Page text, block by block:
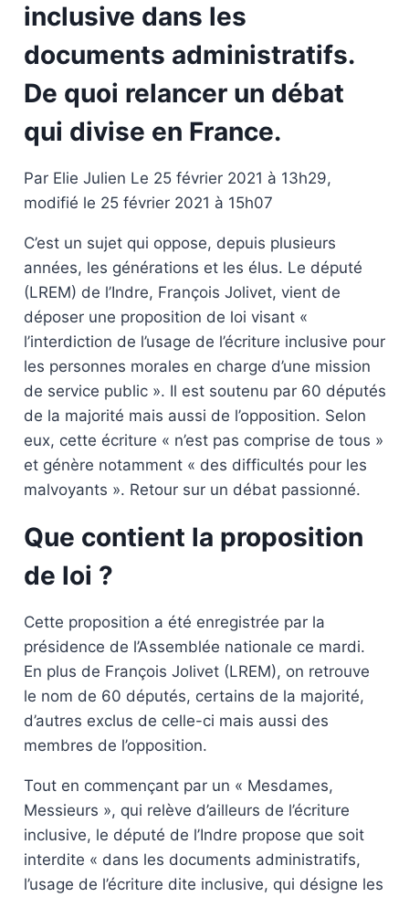
inclusive dans les
documents administratifs.
De quoi relancer un débat
qui divise en France.
Par Elie Julien Le 25 février 2021 à 13h29,
modifié le 25 février 2021 à 15h07
C’est un sujet qui oppose, depuis plusieurs
années, les générations et les élus. Le député
(LREM) de l’Indre, François Jolivet, vient de
déposer une proposition de loi visant «
l’interdiction de l’usage de l’écriture inclusive pour
les personnes morales en charge d’une mission
de service public ». Il est soutenu par 60 députés
de la majorité mais aussi de l’opposition. Selon
eux, cette écriture « n’est pas comprise de tous »
et génère notamment « des difficultés pour les
malvoyants ». Retour sur un débat passionné.
Que contient la proposition
de loi ?
Cette proposition a été enregistrée par la
présidence de l’Assemblée nationale ce mardi.
En plus de François Jolivet (LREM), on retrouve
le nom de 60 députés, certains de la majorité,
d’autres exclus de celle-ci mais aussi des
membres de l’opposition.
Tout en commençant par un « Mesdames,
Messieurs », qui relève d’ailleurs de l’écriture
inclusive, le député de l’Indre propose que soit
interdite « dans les documents administratifs,
l’usage de l’écriture dite inclusive, qui désigne les